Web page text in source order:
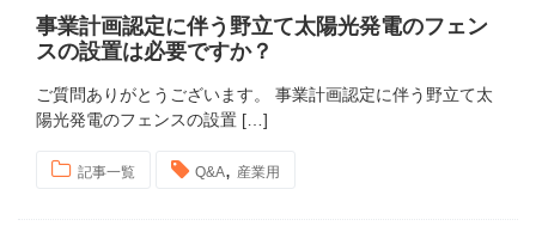
事業計画認定に伴う野立て太陽光発電のフェン
スの設置は必要ですか？
ご質問ありがとうございます。 事業計画認定に伴う野立て太
陽光発電のフェンスの設置 […]
記事一覧 Q&A, 産業用